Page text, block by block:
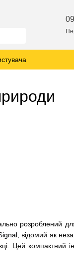
розроблений
, відомий як
Цей компактний